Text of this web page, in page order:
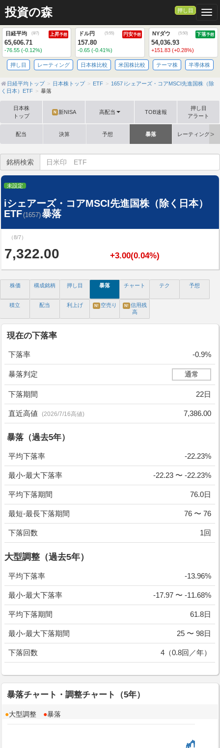
投資の森 押し目
日経平均 (8/7) 上昇予想
65,606.71
-76.55 (-0.12%)
ドル円 (5:55) 円安予想
157.80
-0.65 (-0.41%)
NYダウ (5:50) 下落予想
54,036.93
+151.83 (+0.28%)
押し目 レーティング 日本株比較 米国株比較 テーマ株 半導体株
日経平均トップ 日本株トップ ETF
1657 iシェアーズ・コアMSCI先進国株（除
く日本）ETF
暴落
日本株
トップ
N 新NISA 高配当 TOB速報
押し目
アラート
配当 決算 予想 暴落 レーティング格
銘柄検索
未設定
iシェアーズ・コアMSCI先進国株（除く日本）
ETF(1657)暴落
（8/7）
7,322.00 +3.00(0.04%)
株価 構成銘柄 押し目 暴落 チャート テク 予想
積立 配当 利上げ N! 空売り N! 信用残
高
現在の下落率
下落率 -0.9%
暴落判定 通常
下落期間 22日
直近高値 (2026/7/16高値) 7,386.00
暴落（過去5年）
平均下落率 -22.23%
最小-最大下落率 -22.23 〜 -22.23%
平均下落期間 76.0日
最短-最長下落期間 76 〜 76
下落回数 1回
大型調整（過去5年）
平均下落率 -13.96%
最小-最大下落率 -17.97 〜 -11.68%
平均下落期間 61.8日
最小-最大下落期間 25 〜 98日
下落回数 4（0.8回／年）
暴落チャート・調整チャート（5年）
●大型調整 ●暴落